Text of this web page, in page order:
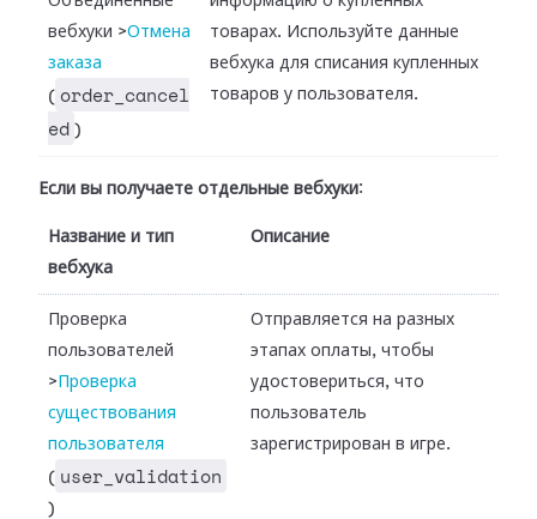
вебхуки >Отмена
заказа
( order_cancel
ed )
товарах. Используйте данные
вебхука для списания купленных
товаров у пользователя.
Если вы получаете отдельные вебхуки:
Название и тип
вебхука
Описание
Проверка
пользователей
> Проверка
существования
пользователя
( user_validation
)
Отправляется на разных
этапах оплаты, чтобы
удостовериться, что
пользователь
зарегистрирован в игре.